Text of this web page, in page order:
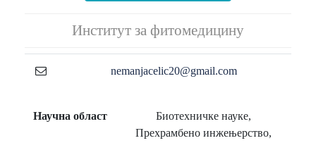
Институт за фитомедицину
nemanjacelic20@gmail.com
Научна област
Биотехничке науке,
Прехрамбено инжењерство,